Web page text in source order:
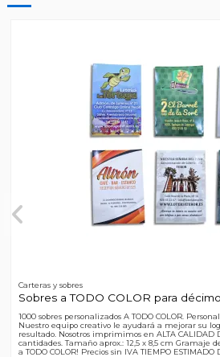
Carteras y sobres
Sobres a TODO COLOR para
1000 sobres personalizados A TODO COLOR.
Nuestro equipo creativo le ayudará a mejorar su
resultado. Nosotros imprimimos en ALTA
cantidades. Tamaño aprox.: 12,5 x 8,5 cm Gramaje
a TODO COLOR! Precios sin IVA TIEMPO ESTIMADO